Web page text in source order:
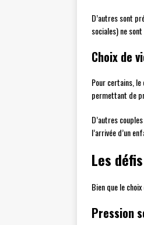
D’autres sont
sociales) ne
Choix de
Pour certains, le
permettant de
D’autres
l’arrivée d’un
Les
Bien que le
Pression